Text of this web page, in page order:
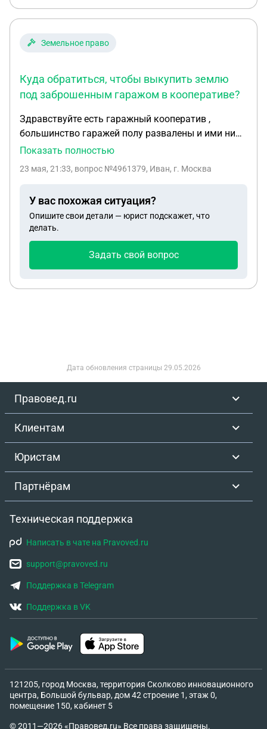
Земельное право
Куда обратиться, чтобы выкупить землю
под заброшенным гаражом в кооперативе?
Здравствуйте есть гаражный кооператив ,
большинство гаражей полу развалены и ими ни
кто не пользуется, куда надо обратится , что б
гаражей для постройки своего
Показать полностью
23 мая, 21:33, вопрос №4961379, Иван, г. Москва
У вас похожая ситуация?
Опишите свои детали — юрист подскажет, что
делать.
Задать свой вопрос
Дата обновления страницы 29.05.2026
Правовед.ru
Клиентам
Юристам
Партнёрам
Техническая поддержка
Написать в чате на Pravoved.ru
support@pravoved.ru
Поддержка в Telegram
Поддержка в VK
121205, город Москва, территория Сколково инновационного
центра, Большой бульвар, дом 42 строение 1, этаж 0,
помещение 150, кабинет 5
© 2011—2026 «Правовед.ru» Все права защищены.